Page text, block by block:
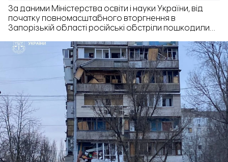
За даними Міністерства освіти і науки України, від
початку повномасштабного вторгнення в
Запорізькій області російські обстріли пошкодили
грудня російська авіабомба влучила поблизу
школи в Космічному районі Запоріжжя – у будівлі
вибило понад сотню вікон, пошкоджено навчальні
класи та прилеглу територію. «Відбудова.
Запоріжжя» побувала на місці удару та показує, як
нині виглядає школа.